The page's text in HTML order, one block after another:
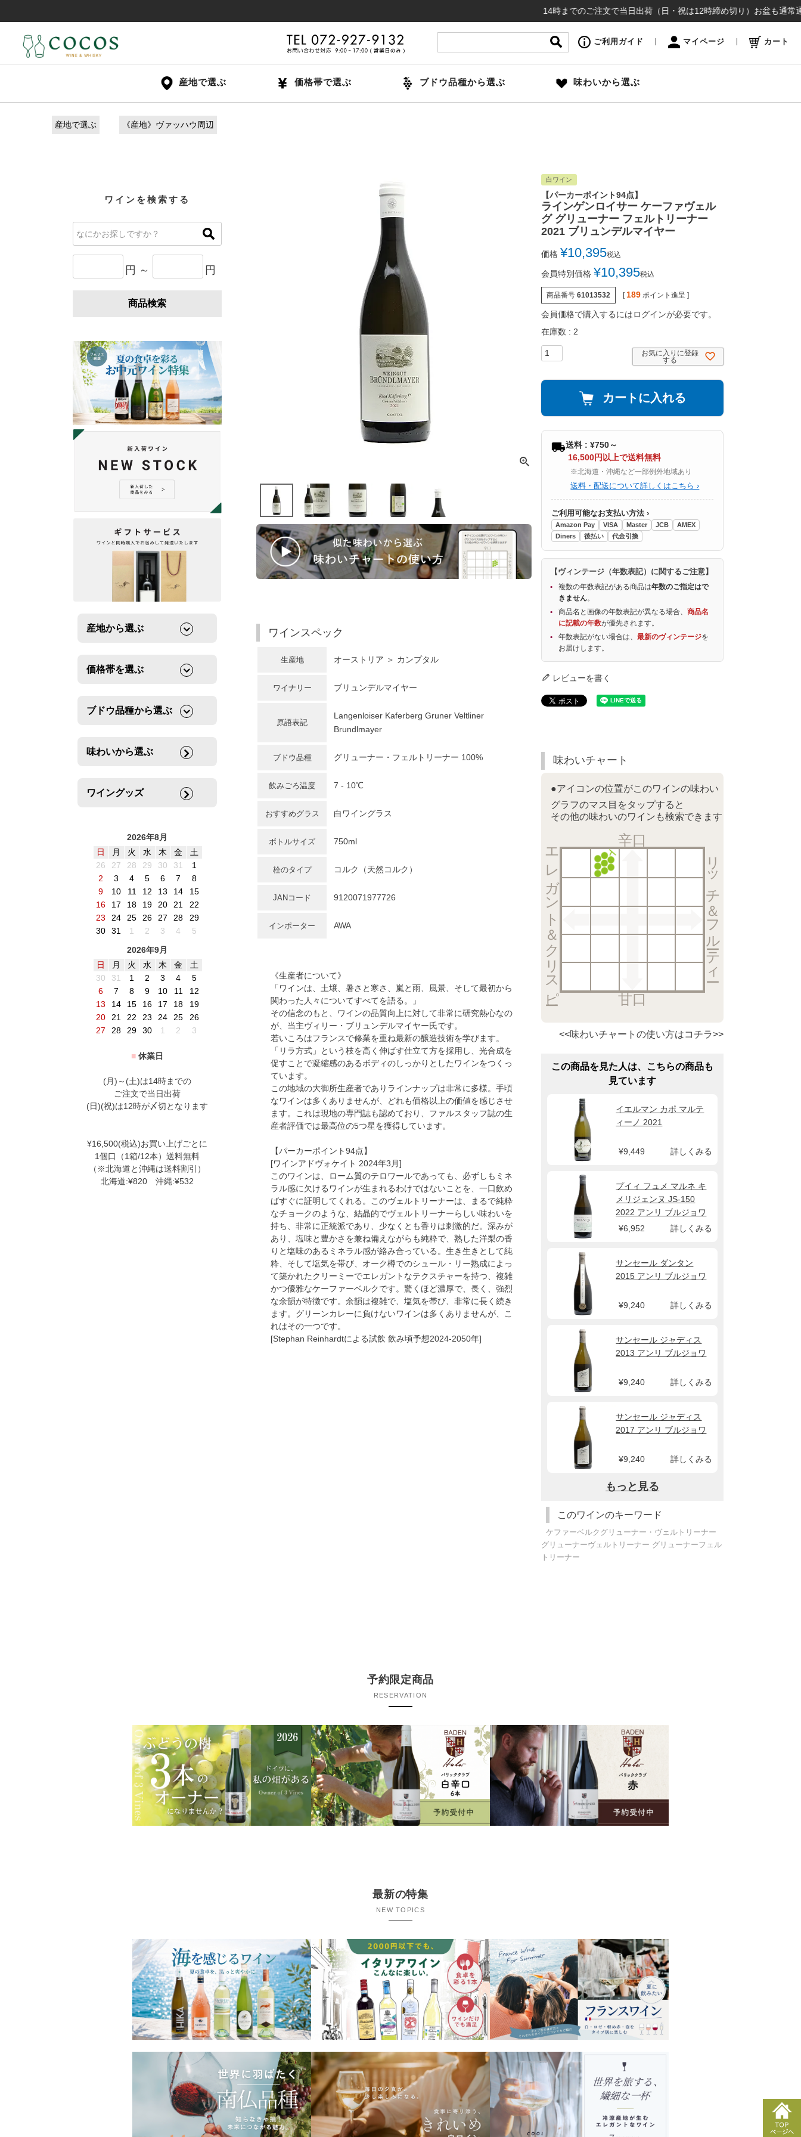
14時までのご注文で当日出荷（日・祝は12時締め切り）お盆も通常通り出
ご利用ガイド マイページ カート
産地で選ぶ 価格帯で選ぶ ブドウ品種から選ぶ 味わいから選ぶ
産地で選ぶ 《産地》ヴァッハウ周辺
ワインを検索する
円 ～ 円
商品検索
産地から選ぶ
価格帯を選ぶ
ブドウ品種から選ぶ
味わいから選ぶ
ワイングッズ
2026年8月
日
月 火 水 木 金
土
26
27 28 29 30 31
1
2
3 4 5 6 7
8
9
10 11 12 13 14
15
16
17 18 19 20 21
22
23
24 25 26 27 28
29
30
31 1 2 3 4
5
2026年9月
日
月 火 水 木 金
土
30
31 1 2 3 4
5
6
7 8 9 10 11
12
13
14 15 16 17 18
19
20
21 22 23 24 25
26
27
28 29 30 1 2 3
■ 休業日
(月)～(土)は14時までの
ご注文で当日出荷
(日)(祝)は12時が〆切となります
¥16,500(税込)お買い上げごとに
1個口（1箱/12本）送料無料
（※北海道と沖縄は送料割引）
北海道:¥820 沖縄:¥532
ワインスペック
生産地 オーストリア ＞ カンプタル
ワイナリー ブリュンデルマイヤー
原語表記
Langenloiser Kaferberg Gruner Veltliner
Brundlmayer
ブドウ品種 グリューナー・フェルトリーナー 100%
飲みごろ温度 7 - 10℃
おすすめグラス 白ワイングラス
ボトルサイズ 750ml
栓のタイプ コルク（天然コルク）
JANコード 9120071977726
インポーター AWA
《生産者について》
「ワインは、土壌、暑さと寒さ、嵐と雨、風景、そして最初から
関わった人々についてすべてを語る。」
その信念のもと、ワインの品質向上に対して非常に研究熱心なの
が、当主ヴィリー・ブリュンデルマイヤー氏です。
若いころはフランスで修業を重ね最新の醸造技術を学びます。
「リラ方式」という枝を高く伸ばす仕立て方を採用し、光合成を
促すことで凝縮感のあるボディのしっかりとしたワインをつくっ
ています。
この地域の大御所生産者でありラインナップは非常に多様。手頃
なワインは多くありませんが、どれも価格以上の価値を感じさせ
ます。これは現地の専門誌も認めており、ファルスタッフ誌の生
産者評価では最高位の5つ星を獲得しています。
【パーカーポイント94点】
[ワインアドヴォケイト 2024年3月]
このワインは、ローム質のテロワールであっても、必ずしもミネ
ラル感に欠けるワインが生まれるわけではないことを、一口飲め
ばすぐに証明してくれる。このヴェルトリーナーは、まるで純粋
なチョークのような、結晶的でヴェルトリーナーらしい味わいを
持ち、非常に正統派であり、少なくとも香りは刺激的だ。深みが
あり、塩味と豊かさを兼ね備えながらも純粋で、熟した洋梨の香
りと塩味のあるミネラル感が絡み合っている。生き生きとして純
粋、そして塩気を帯び、オーク樽でのシュール・リー熟成によっ
て築かれたクリーミーでエレガントなテクスチャーを持つ、複雑
かつ優雅なケーファーベルクです。驚くほど濃厚で、長く、強烈
な余韻が特徴です。余韻は複雑で、塩気を帯び、非常に長く続き
ます。グリーンカレーに負けないワインは多くありませんが、こ
れはその一つです。
[Stephan Reinhardtによる試飲 飲み頃予想2024-2050年]
白ワイン
【パーカーポイント94点】
ラインゲンロイサー ケーファヴェル
グ グリューナー フェルトリーナー
2021 ブリュンデルマイヤー
価格 ¥10,395税込
会員特別価格 ¥10,395税込
商品番号 61013532 [ 189 ポイント進呈 ]
会員価格で購入するにはログインが必要です。
在庫数
2
お気に入りに登録
する
カートに入れる
送料 : ¥750～
16,500円以上で送料無料
※北海道・沖縄など一部例外地域あり
送料・配送について詳しくはこちら ›
ご利用可能なお支払い方法 ›
Amazon Pay VISA Master JCB
AMEX
Diners
後払い 代金引換
【ヴィンテージ（年数表記）に関するご注意】
複数の年数表記がある商品は年数のご指定はで
きません。
商品名と画像の年数表記が異なる場合、商品名
に記載の年数が優先されます。
年数表記がない場合は、最新のヴィンテージを
お届けします。
レビューを書く
味わいチャート
●アイコンの位置がこのワインの味わい
グラフのマス目をタップすると
その他の味わいのワインも検索できます
辛口
リッチ＆フルーティー
甘口
エレガント＆クリスピー
<<味わいチャートの使い方はコチラ>>
この商品を見た人は、こちらの商品も
見ています
イエルマン カポ マルテ
ィーノ 2021
¥9,449 詳しくみる
プイィ フュメ マルネ キ
メリジェンヌ JS-150
2022 アンリ ブルジョワ
¥6,952
詳しくみる
サンセール ダンタン
2015 アンリ ブルジョワ
¥9,240 詳しくみる
サンセール ジャディス
2013 アンリ ブルジョワ
¥9,240 詳しくみる
サンセール ジャディス
2017 アンリ ブルジョワ
¥9,240 詳しくみる
もっと見る
このワインのキーワード
ケファーベルクグリューナー・ヴェルトリーナー
グリューナーヴェルトリーナー グリューナーフェル
トリーナー
予約限定商品
RESERVATION
最新の特集
NEW TOPICS